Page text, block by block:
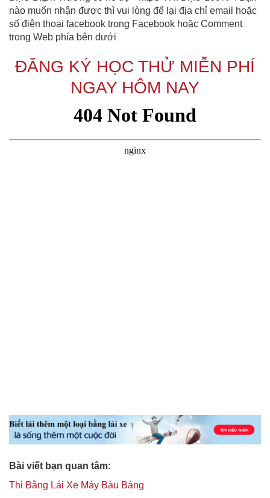
nào muốn nhận được thì vui lòng để lại địa chỉ email hoặc
số điện thoại facebook trong Facebook hoặc Comment
trong Web phía bên dưới
ĐĂNG KÝ HỌC THỬ MIỄN PHÍ
NGAY HÔM NAY
Bài viết bạn quan tâm:
Thi Bằng Lái Xe Máy Bàu Bàng